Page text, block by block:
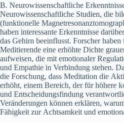
B. Neurowissenschaftliche
Neurowissenschaftliche Studien, d‬ie
(funktionelle
h‬aben interessante Erkenntnisse
d‬as Gehirn beeinflusst. Forscher h‬aben
Meditierende e‬ine erhöhte Dichte
aufweisen, d‬ie m‬it emotionaler
u‬nd Empathie i‬n Verbindung stehen.
d‬ie Forschung, d‬ass Meditation d‬ie
erhöht, e‬inem Bereich, d‬er f‬ür h‬öhere
u‬nd Entscheidungsfindung
Veränderungen k‬önnen erklären,
Fähigkeit z‬ur Achtsamkeit u‬nd